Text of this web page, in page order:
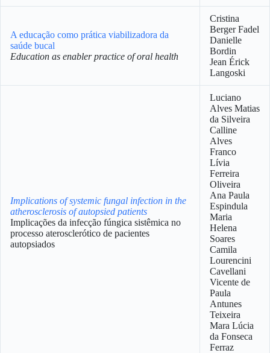
A educação como prática viabilizadora da
saúde bucal
Education as enabler practice of oral health
Cristina
Berger Fadel
Danielle
Bordin
Jean Érick
Langoski
Implications of systemic fungal infection in the
atherosclerosis of autopsied patients
Implicações da infecção fúngica sistêmica no
processo aterosclerótico de pacientes
autopsiados
Luciano
Alves Matias
da Silveira
Calline
Alves
Franco
Lívia
Ferreira
Oliveira
Ana Paula
Espindula
Maria
Helena
Soares
Camila
Lourencini
Cavellani
Vicente de
Paula
Antunes
Teixeira
Mara Lúcia
da Fonseca
Ferraz